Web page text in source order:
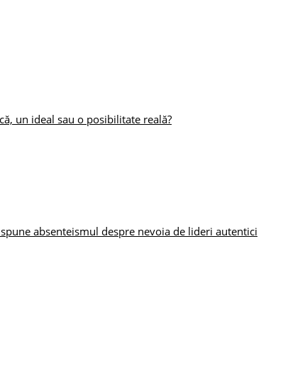
un ideal sau o posibilitate reală?
absenteismul despre nevoia de lideri autentici